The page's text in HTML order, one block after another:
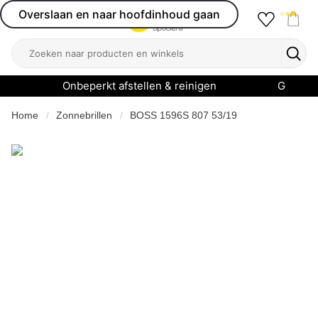
Overslaan en naar hoofdinhoud gaan
Open menu
Zoeken
Onbeperkt afstellen & reinigen
Home Zonnebrillen BOSS 1596S 807 53/19